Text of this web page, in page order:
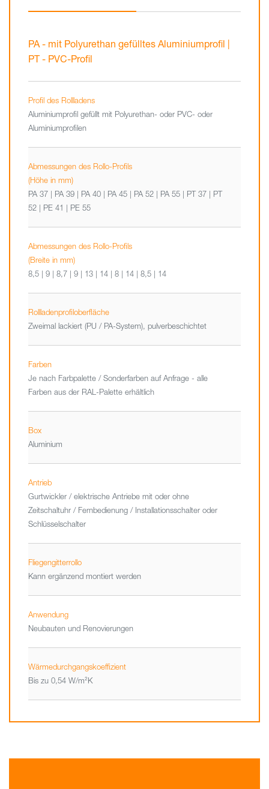
PA - mit Polyurethan gefülltes Aluminiumprofil |
PT - PVC-Profil
Profil des Rollladens
Aluminiumprofil gefüllt mit Polyurethan- oder PVC- oder
Aluminiumprofilen
Abmessungen des Rollo-Profils
(Höhe in mm)
PA 37 | PA 39 | PA 40 | PA 45 | PA 52 | PA 55 | PT 37 | PT
52 | PE 41 | PE 55
Abmessungen des Rollo-Profils
(Breite in mm)
8,5 | 9 | 8,7 | 9 | 13 | 14 | 8 | 14 | 8,5 | 14
Rollladenprofiloberfläche
Zweimal lackiert (PU / PA-System), pulverbeschichtet
Farben
Je nach Farbpalette / Sonderfarben auf Anfrage - alle
Farben aus der RAL-Palette erhältlich
Box
Aluminium
Antrieb
Gurtwickler / elektrische Antriebe mit oder ohne
Zeitschaltuhr / Fernbedienung / Installationsschalter oder
Schlüsselschalter
Fliegengitterrollo
Kann ergänzend montiert werden
Anwendung
Neubauten und Renovierungen
Wärmedurchgangskoeffizient
Bis zu 0,54 W/m²K